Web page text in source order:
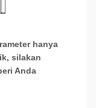
hanya
silakan
Anda